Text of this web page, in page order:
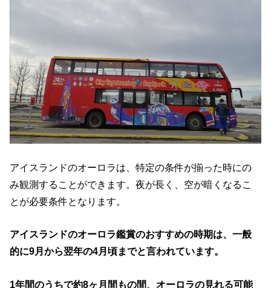
アイスランドのオーロラは、特定の条件が揃った時にの
み観測することができます。夜が長く、 空が暗くなるこ
とが必要条件となります。
アイスランドのオーロラ鑑賞のおすすめの時期は、一般
的に9月から翌年の4月頃までと言われています。
1年間のうちで約8ヶ月間もの間、オーロラの見れる可能